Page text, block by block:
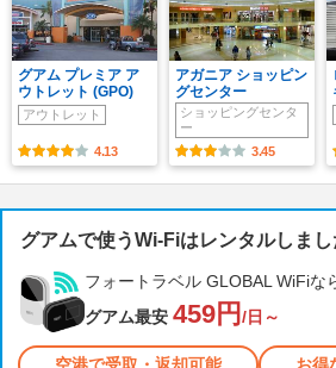
グアム プレミア ア
ウトレット (GPO)
アウトレット
4.13
アガニア ショッピン
グセンター
ショッピングセンタ
ー
3.45
グアムで使うWi-Fiはレンタルしまし
フォートラベル GLOBAL WiFiな
グアム最安 459円 /日～
空港で受取・返却可能 お得